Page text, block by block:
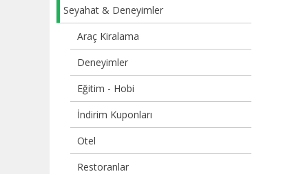
Seyahat & Deneyimler
Araç Kiralama
Deneyimler
Eğitim - Hobi
İndirim Kuponları
Otel
Restoranlar